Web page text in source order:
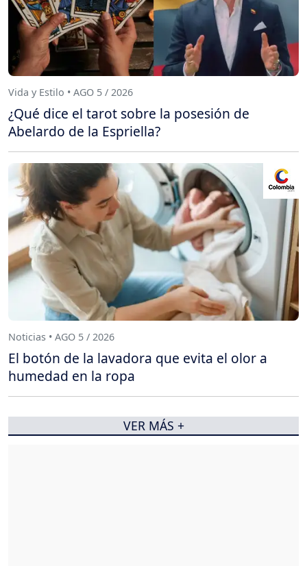
Vida y Estilo • AGO 5 / 2026
¿Qué dice el tarot sobre la posesión de
Abelardo de la Espriella?
Noticias • AGO 5 / 2026
El botón de la lavadora que evita el olor a
humedad en la ropa
VER MÁS +